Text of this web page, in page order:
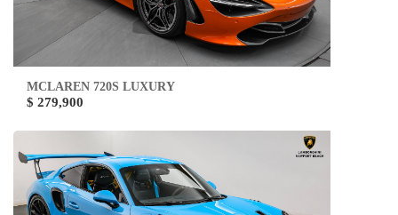
MCLAREN 720S LUXURY
$ 279,900